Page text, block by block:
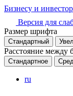
Бизнесу и
Версия для
Размер шрифта
Стандартный
Расстояние между
Стандартное
ru